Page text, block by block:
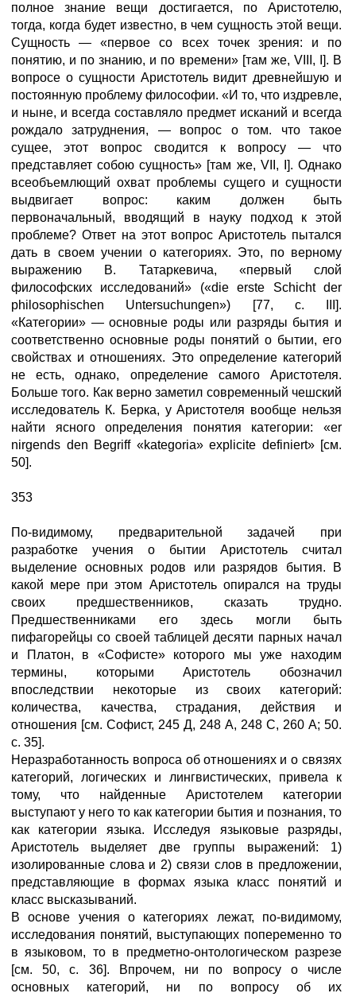
полное знание вещи достигается, по Аристотелю,
тогда, когда будет известно, в чем сущность этой вещи.
Сущность — «первое со всех точек зрения: и по
понятию, и по знанию, и по времени» [там же, VIII, I]. В
вопросе о сущности Аристотель видит древнейшую и
постоянную проблему философии. «И то, что издревле,
и ныне, и всегда составляло предмет исканий и всегда
рождало затруднения, — вопрос о том. что такое
сущее, этот вопрос сводится к вопросу — что
представляет собою сущность» [там же, VII, I]. Однако
всеобъемлющий охват проблемы сущего и сущности
выдвигает вопрос: каким должен быть
первоначальный, вводящий в науку подход к этой
проблеме? Ответ на этот вопрос Аристотель пытался
дать в своем учении о категориях. Это, по верному
выражению В. Татаркевича, «первый слой
философских исследований» («die erste Schicht der
philosophischen Untersuchungen») [77, с. III].
«Категории» — основные роды или разряды бытия и
соответственно основные роды понятий о бытии, его
свойствах и отношениях. Это определение категорий
не есть, однако, определение самого Аристотеля.
Больше того. Как верно заметил современный чешский
исследователь К. Берка, у Аристотеля вообще нельзя
найти ясного определения понятия категории: «er
nirgends den Begriff «kategoria» explicite definiert» [см.
50].
353
По-видимому, предварительной задачей при
разработке учения о бытии Аристотель считал
выделение основных родов или разрядов бытия. В
какой мере при этом Аристотель опирался на труды
своих предшественников, сказать трудно.
Предшественниками его здесь могли быть
пифагорейцы со своей таблицей десяти парных начал
и Платон, в «Софисте» которого мы уже находим
термины, которыми Аристотель обозначил
впоследствии некоторые из своих категорий:
количества, качества, страдания, действия и
отношения [см. Софист, 245 Д, 248 А, 248 С, 260 А; 50.
с. 35].
Неразработанность вопроса об отношениях и о связях
категорий, логических и лингвистических, привела к
тому, что найденные Аристотелем категории
выступают у него то как категории бытия и познания, то
как категории языка. Исследуя языковые разряды,
Аристотель выделяет две группы выражений: 1)
изолированные слова и 2) связи слов в предложении,
представляющие в формах языка класс понятий и
класс высказываний.
В основе учения о категориях лежат, по-видимому,
исследования понятий, выступающих попеременно то
в языковом, то в предметно-онтологическом разрезе
[см. 50, с. 36]. Впрочем, ни по вопросу о числе
основных категорий, ни по вопросу об их